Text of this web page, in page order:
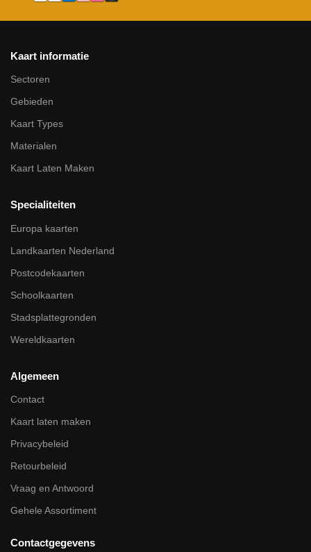
Kaart informatie
Sectoren
Gebieden
Kaart Types
Materialen
Kaart Laten Maken
Specialiteiten
Europa kaarten
Landkaarten Nederland
Postcodekaarten
Schoolkaarten
Stadsplattegronden
Wereldkaarten
Algemeen
Contact
Kaart laten maken
Privacybeleid
Retourbeleid
Vraag en Antwoord
Gehele Assortiment
Contactgegevens